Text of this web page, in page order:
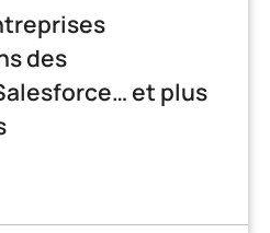
des
et plus